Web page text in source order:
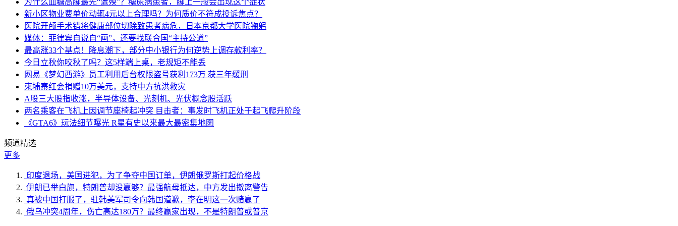
新小区物业费单价动辄4元以上合理吗？为何质价不符成投诉焦点？
医院开颅手术错将健康部位切除致患者病危，日本京都大学医院鞠躬
媒体：菲律宾自说自“画”，还要找联合国“主持公道”
最高涨33个基点！降息潮下，部分中小银行为何逆势上调存款利率？
今日立秋你咬秋了吗？这5样端上桌，老规矩不能丢
网易《梦幻西游》员工利用后台权限盗号获利173万 获三年缓刑
柬埔寨红会捐赠10万美元，支持中方抗洪救灾
A股三大股指收涨，半导体设备、光刻机、光伏概念股活跃
两名乘客在飞机上因调节座椅起冲突 目击者：事发时飞机正处于起飞爬升阶段
《GTA6》玩法细节曝光 R星有史以来最大最密集地图
频道精选
更多
印度退场，美国进犯，为了争夺中国订单，伊朗俄罗斯打起价格战
伊朗已举白旗，特朗普却没赢够？最强航母抵达，中方发出撤离警告
真被中国打服了，驻韩美军司令向韩国道歉，李在明这一次赌赢了
俄乌冲突4周年，伤亡高达180万？最终赢家出现，不是特朗普或普京